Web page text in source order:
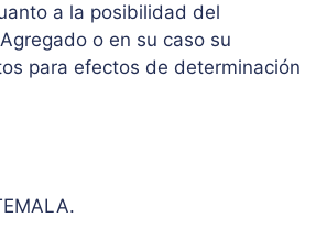
a la posibilidad del
o en su caso su
para efectos de determinación